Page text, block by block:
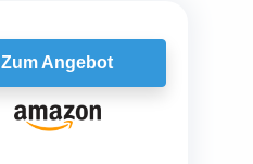
Zum Angebot